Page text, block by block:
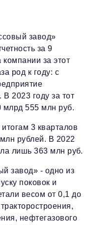
области
подписка
завод»
за 9
за этот
род к году: с
2023 году за тот
млрд 555 млн руб.
3 кварталов
рублей. В 2022
лишь 363 млн руб.
завод» - одно из
поковок и
весом от 0,1 до
нефтегазового